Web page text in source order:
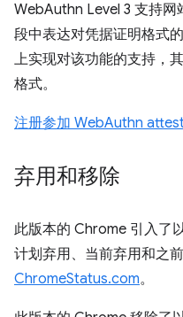
WebAuthn Level 3 支持网
段中表达对凭据证明格式
上实现对该功能的支持，
格式。
注册参加 WebAuthn
弃用和移除
此版本的 Chrome 引入了
计划弃用、当前弃用和之
ChromeStatus.com。